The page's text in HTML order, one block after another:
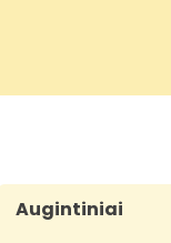
Augintiniai